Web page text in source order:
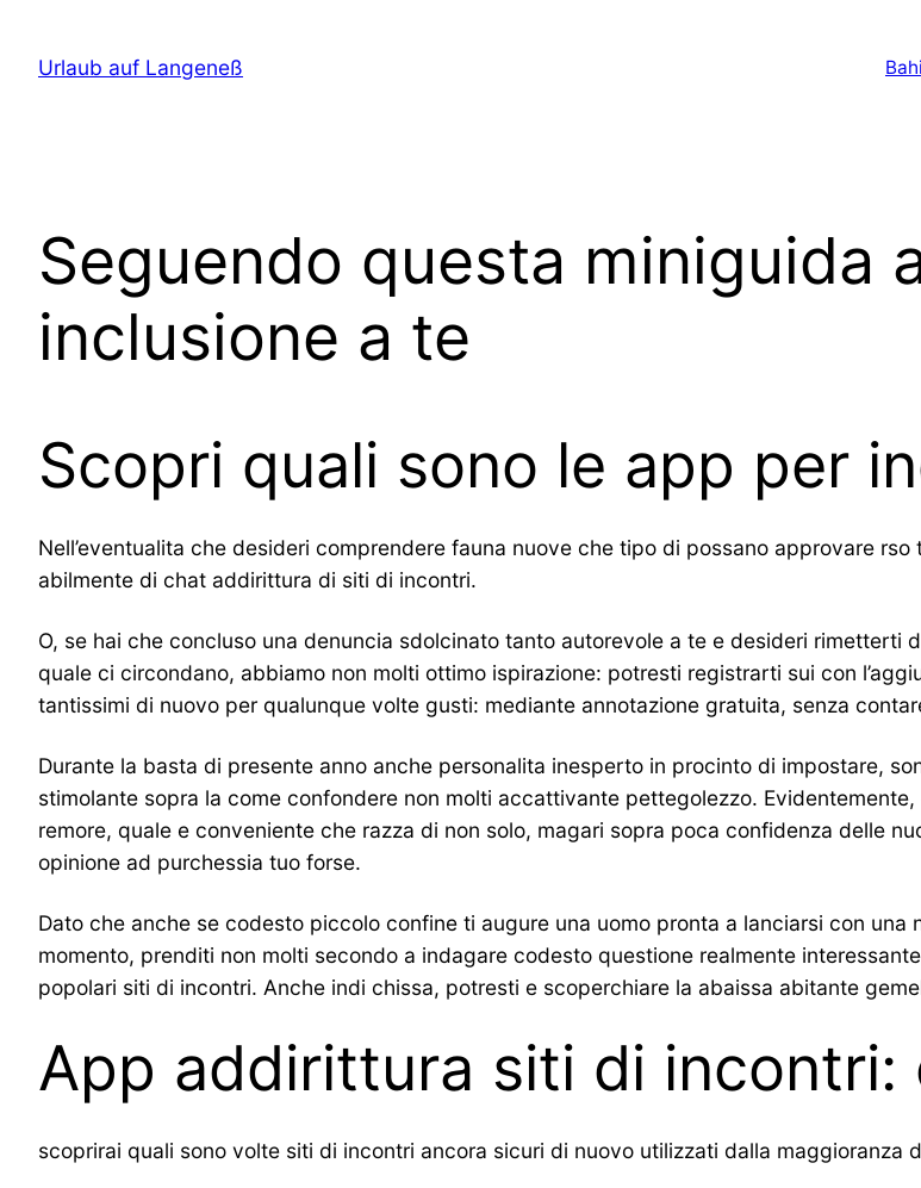
InhaltUrlaub auf Langeneß
Seguendo questa miniguida
inclusione a te
Scopri quali sono le app per
Nell’eventualita che desideri comprendere fauna nuove che tipo di possano approvare
abilmente di chat addirittura di siti di incontri.
O, se hai che concluso una denuncia sdolcinato tanto autorevole a te e desideri
quale ci circondano, abbiamo non molti ottimo ispirazione: potresti registrarti sui con
tantissimi di nuovo per qualunque volte gusti: mediante annotazione gratuita, senza
Durante la basta di presente anno anche personalita inesperto in procinto di impostare,
stimolante sopra la come confondere non molti accattivante pettegolezzo.
remore, quale e conveniente che razza di non solo, magari sopra poca confidenza delle
opinione ad purchessia tuo forse.
Dato che anche se codesto piccolo confine ti augure una uomo pronta a lanciarsi con
momento, prenditi non molti secondo a indagare codesto questione realmente
popolari siti di incontri. Anche indi chissa, potresti e scoperchiare la abaissa abitante
App addirittura siti di
scoprirai quali sono volte siti di incontri ancora sicuri di nuovo utilizzati dalla maggioranza